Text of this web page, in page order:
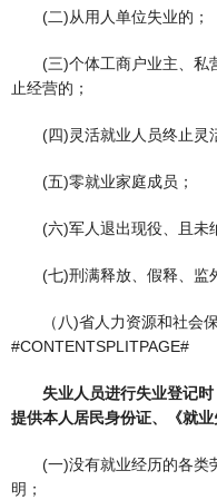
(二)从用人单位失业的；
(三)个体工商户业主、私
止经营的；
(四)灵活就业人员终止灵
(五)零就业家庭成员；
(六)军人退出现役、且未
(七)刑满释放、假释、监
（八)省人力资源和社会保
#CONTENTSPLITPAGE#
失业人员进行失业登记时
提供本人居民身份证、《就
(一)没有就业经历的各类
明；